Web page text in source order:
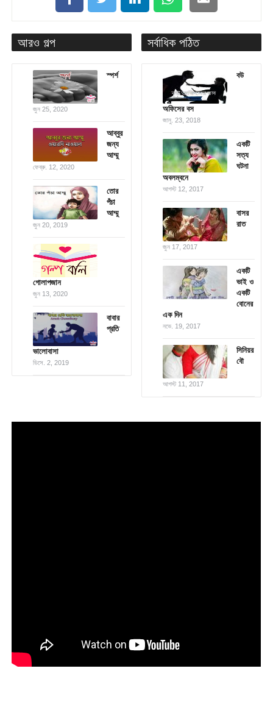
আরও গল্প
স্পর্শ
জুন 25, 2020
আব্বুর
জন্য
আম্মু
ফেব্রু. 12, 2020
তোর
পঁচা
আম্মু
জুন 20, 2019
গোলাপজান
জুন 13, 2020
বাবার
প্রতি
ভালোবাসা
ডিসে. 2, 2019
সর্বাধিক পঠিত
বউ
অফিসের বস
জানু. 23, 2018
একটি
সত্য
ঘটনা
অবলম্বনে
আগস্ট 12, 2017
বাসর
রাত
জুন 17, 2017
একটি
ভাই ও
একটি
বোনের
এক দিন
নভে. 19, 2017
সিনিয়র
বৌ
আগস্ট 11, 2017